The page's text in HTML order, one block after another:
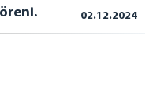
02.12.2024